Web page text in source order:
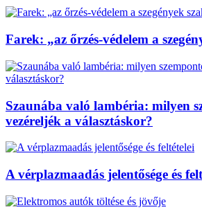
Farek: „az őrzés-védelem a
Szaunába való lambéria: milyen
vezéreljék a választáskor?
A vérplazmaadás jelentősége és